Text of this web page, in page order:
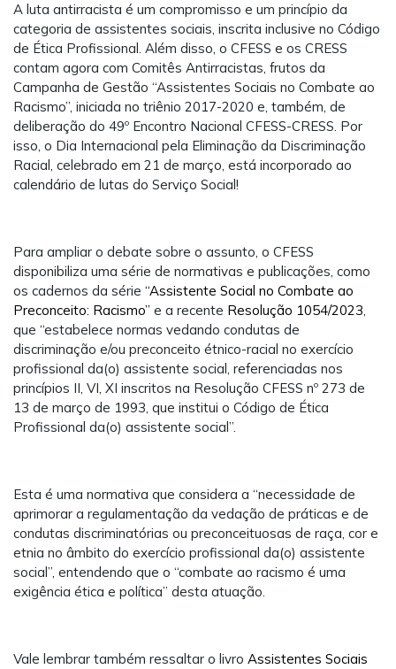
A luta antirracista é um compromisso e um princípio da
categoria de assistentes sociais, inscrita inclusive no Código
de Ética Profissional. Além disso, o CFESS e os CRESS
contam agora com Comitês Antirracistas, frutos da
Campanha de Gestão “Assistentes Sociais no Combate ao
Racismo”, iniciada no triênio 2017-2020 e, também, de
deliberação do 49º Encontro Nacional CFESS-CRESS. Por
isso, o Dia Internacional pela Eliminação da Discriminação
Racial, celebrado em 21 de março, está incorporado ao
calendário de lutas do Serviço Social!
Para ampliar o debate sobre o assunto, o CFESS
disponibiliza uma série de normativas e publicações, como
os cadernos da série “Assistente Social no Combate ao
Preconceito: Racismo” e a recente Resolução 1054/2023,
que “estabelece normas vedando condutas de
discriminação e/ou preconceito étnico-racial no exercício
profissional da(o) assistente social, referenciadas nos
princípios II, VI, XI inscritos na Resolução CFESS nº 273 de
13 de março de 1993, que institui o Código de Ética
Profissional da(o) assistente social”.
Esta é uma normativa que considera a “necessidade de
aprimorar a regulamentação da vedação de práticas e de
condutas discriminatórias ou preconceituosas de raça, cor e
etnia no âmbito do exercício profissional da(o) assistente
social”, entendendo que o “combate ao racismo é uma
exigência ética e política” desta atuação.
Vale lembrar também ressaltar o livro Assistentes Sociais